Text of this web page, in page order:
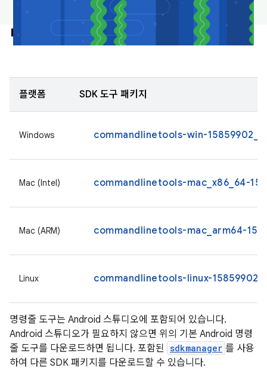
명령줄 도구만
플랫폼 SDK 도구 패키지
Windows commandlinetools-win-
Mac (Intel) commandlinetools-mac_x86_64-
Mac (ARM) commandlinetools-mac_arm64-
Linux commandlinetools-linux-
명령줄 도구는 Android 스튜디오에 포함되어 있습니다.
Android 스튜디오가 필요하지 않으면 위의 기본 Android 명령
줄 도구를 다운로드하면 됩니다. 포함된 sdkmanager 를 사용
하여 다른 SDK 패키지를 다운로드할 수 있습니다.